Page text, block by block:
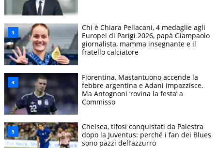
Chi è Chiara Pellacani, 4 medaglie agli
Europei di Parigi 2026, papà Giampaolo
giornalista, mamma insegnante e il
fratello calciatore
Fiorentina, Mastantuono accende la
febbre argentina e Adani impazzisce.
Ma Antognoni ‘rovina la festa’ a
Commisso
Chelsea, tifosi conquistati da Palestra
dopo la Juventus: perché i fan dei Blues
sono pazzi dell’azzurro